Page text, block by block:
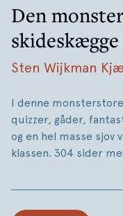
Den
Sten Wijkman
I denne
quizzer, gåder,
og en hel masse sjov
klassen. 304 sider